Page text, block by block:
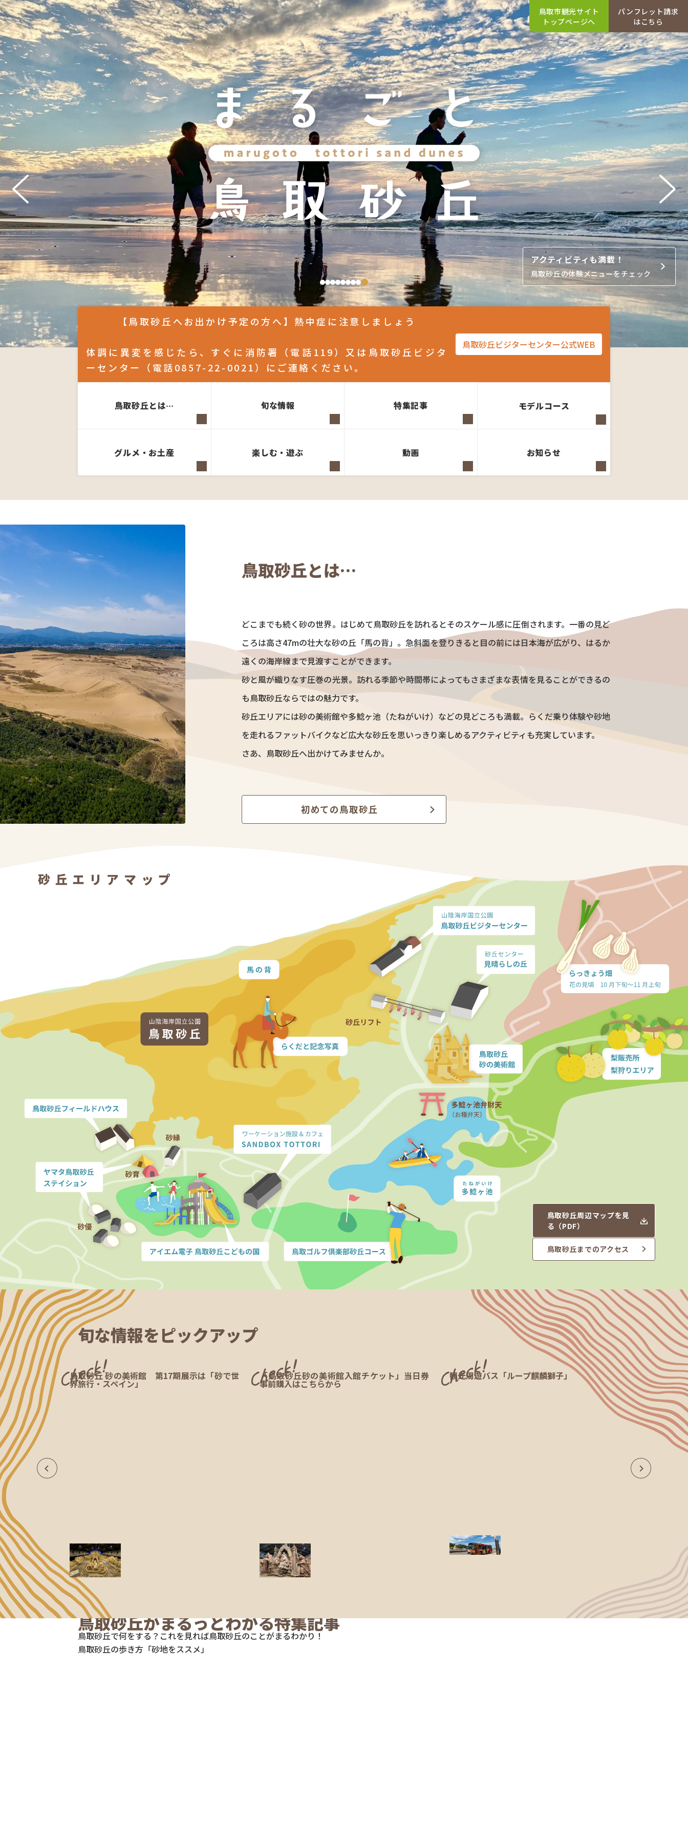
https://www.torican.jp/spot/
鳥取砂丘の歩き方「砂地をススメ」
鳥取市観光サイト
トップページへ
パンフレット請求
はこちら
鳥取砂丘とは… 旬な情報 特集記事 モデルコース
グルメ・お土産 楽しむ・遊ぶ 動画 お知らせ
【鳥取砂丘へお出かけ予定の方へ】熱中症に注意しましょう
体調に異変を感じたら、すぐに消防署（電話119）又は鳥取砂丘ビジタ
ーセンター（電話0857-22-0021）にご連絡ください。
鳥取砂丘ビジターセンター公式WEB
鳥取砂丘とは…
どこまでも続く砂の世界。はじめて鳥取砂丘を訪れるとそのスケール感に圧倒されます。一番の見ど
ころは高さ47mの壮大な砂の丘「馬の背」。急斜面を登りきると目の前には日本海が広がり、はるか
遠くの海岸線まで見渡すことができます。
砂と風が織りなす圧巻の光景。訪れる季節や時間帯によってもさまざまな表情を見ることができるの
も鳥取砂丘ならではの魅力です。
砂丘エリアには砂の美術館や多鯰ヶ池（たねがいけ）などの見どころも満載。らくだ乗り体験や砂地
を走れるファットバイクなど広大な砂丘を思いっきり楽しめるアクティビティも充実しています。
さあ、鳥取砂丘へ出かけてみませんか。
初めての鳥取砂丘
砂丘エリアマップ
鳥取砂丘周辺マップを見
る（PDF）
鳥取砂丘までのアクセス
旬な情報をピックアップ
中！ 鳥取砂丘 砂の美術館 第17期展示は「砂で世
界旅行・スペイン」
「鳥取砂丘砂の美術館入館チケット」当日券
事前購入はこちらから
観光周遊バス「ループ麒麟獅子」 お得に鳥取
取・因幡G
鳥取砂丘がまるっとわかる特集記事
鳥取砂丘で何をする？ これを見れば鳥取砂丘のことがまるわかり！
鳥取砂丘の歩き方「砂地をススメ」